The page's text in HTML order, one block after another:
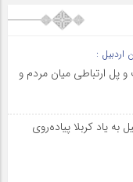
اردبیل :
و پل ارتباطی میان مردم و
به یاد کربلا پیاده‌روی